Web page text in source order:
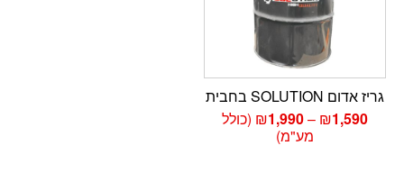
גריז אדום SOLUTION בחבית
₪1,590
–
₪1,990
טווח
(כולל
מע"מ)